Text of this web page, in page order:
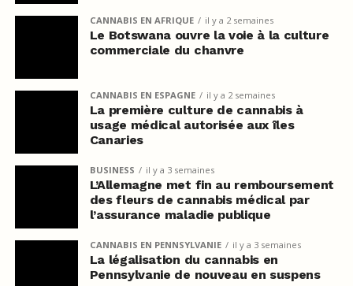
CANNABIS EN AFRIQUE il y a 2 semaines
Le Botswana ouvre la voie à la culture
commerciale du chanvre
CANNABIS EN ESPAGNE il y a 2 semaines
La première culture de cannabis à
usage médical autorisée aux îles
Canaries
BUSINESS il y a 3 semaines
L’Allemagne met fin au remboursement
des fleurs de cannabis médical par
l’assurance maladie publique
CANNABIS EN PENNSYLVANIE il y a 3 semaines
La légalisation du cannabis en
Pennsylvanie de nouveau en suspens